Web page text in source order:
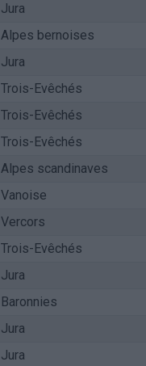
Jura
Alpes bernoises
Jura
Trois-Evêchés
Trois-Evêchés
Trois-Evêchés
Alpes scandinaves
Vanoise
Vercors
Trois-Evêchés
Jura
Baronnies
Jura
Jura